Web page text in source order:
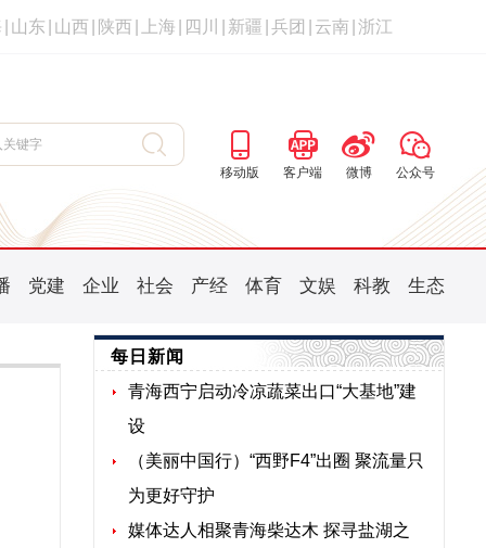
山东 山西 陕西 上海 四川 新疆 兵团 云南 浙江
移动版 客户端 微博 公众号
党建 企业 社会 产经 体育 文娱 科教 生态
每日新闻
青海西宁启动冷凉蔬菜出口“大基地”建
设
（美丽中国行）“西野F4”出圈 聚流量只
为更好守护
媒体达人相聚青海柴达木 探寻盐湖之